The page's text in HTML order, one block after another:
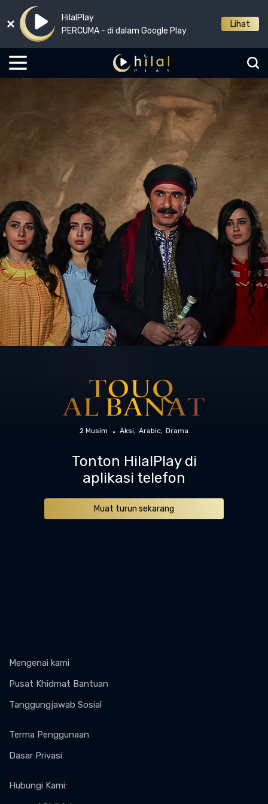
HilalPlay
PERCUMA - di dalam Google Play
Lihat
2 Musim Aksi Arabic Drama
Tonton HilalPlay di
aplikasi telefon
Muat turun sekarang
Mengenai kami
Pusat Khidmat Bantuan
Tanggungjawab Sosial
Terma Penggunaan
Dasar Privasi
Hubungi Kami: